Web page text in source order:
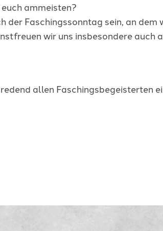
ammeisten?
Faschingssonntag sein, an
wir uns insbesondere
allen Faschingsbegeisterten